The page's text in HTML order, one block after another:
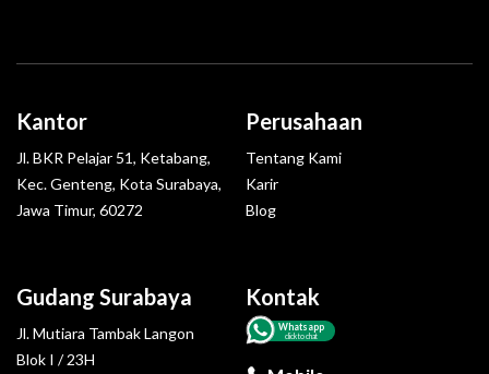
Gudang Surabaya
Jl. Mutiara Tambak Langon
Blok I / 23H
Kantor
Jl. BKR Pelajar 51, Ketabang,
Kec. Genteng, Kota Surabaya,
Jawa Timur, 60272
Kontak
Whatsapp
click to chat
Perusahaan
Tentang Kami
Karir
Blog